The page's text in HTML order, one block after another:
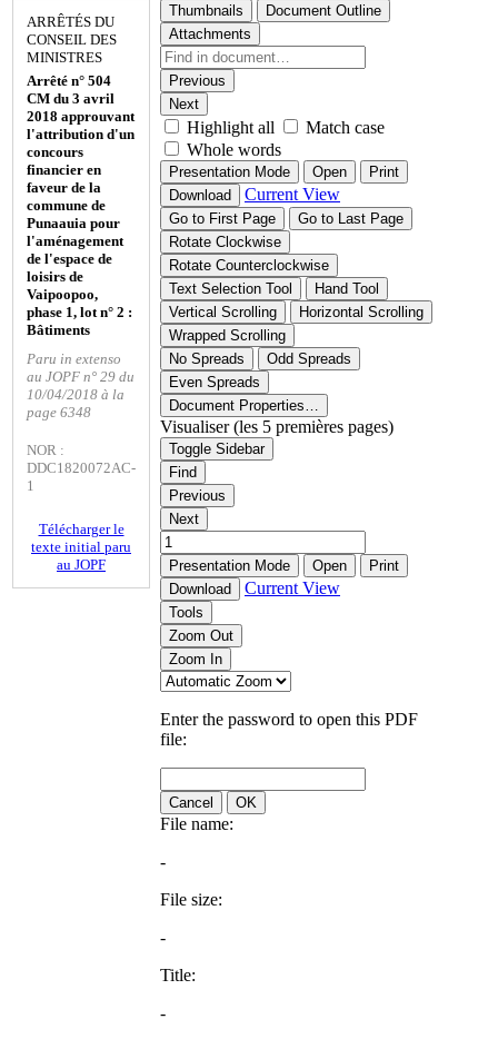
ARRÊTÉS DU
CONSEIL DES
MINISTRES
Arrêté n° 504
CM du 3 avril
2018 approuvant
l'attribution d'un
concours
financier en
faveur de la
commune de
Punaauia pour
l'aménagement
de l'espace de
loisirs de
Vaipoopoo,
phase 1, lot n° 2 :
Bâtiments
Paru in extenso
au JOPF n° 29 du
10/04/2018 à la
page 6348
NOR :
DDC1820072AC-
1
Télécharger le
texte initial paru
au JOPF
Thumbnails
Document Outline
Attachments
Previous
Next
Highlight all
Match case
Whole words
Presentation Mode Open
Print
Download
Current View
Go to First Page
Go to Last Page
Rotate Clockwise
Rotate Counterclockwise
Text Selection Tool
Hand Tool
Vertical Scrolling
Horizontal Scrolling
Wrapped Scrolling
No Spreads
Odd Spreads
Even Spreads
Document Properties…
Visualiser (les 5 premières pages)
Toggle Sidebar
Find
Previous
Next
Presentation Mode Open
Print
Download
Current View
Tools
Zoom Out
Zoom In
Enter the password to open this PDF
file:
Cancel OK
File name:
-
File size:
-
Title:
-